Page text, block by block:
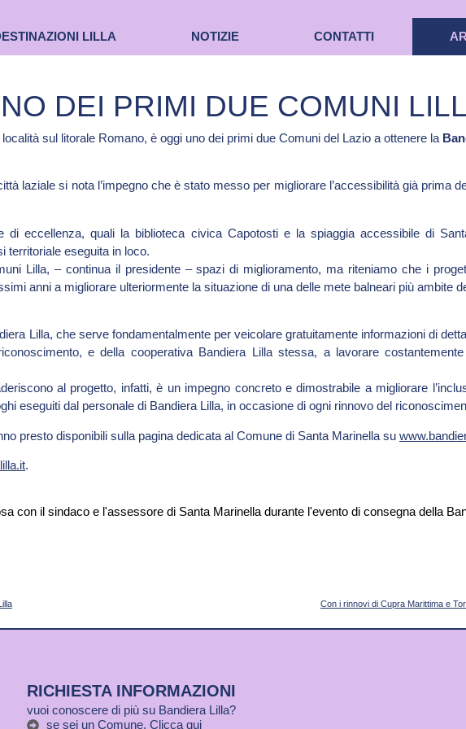
LILLA NOTIZIE CONTATTI
DEI PRIMI DUE COMUNI
sul litorale Romano, è oggi uno dei primi due Comuni del Lazio a ottenere la
laziale si nota l’impegno che è stato messo per migliorare l’accessibilità già prima
di eccellenza, quali la biblioteca civica Capotosti e la spiaggia accessibile di
territoriale eseguita in loco.
Lilla, – continua il presidente – spazi di miglioramento, ma riteniamo che i
anni a migliorare ulteriormente la situazione di una delle mete balneari più ambite
Lilla, che serve fondamentalmente per veicolare gratuitamente informazioni di
e della cooperativa Bandiera Lilla stessa, a lavorare
al progetto, infatti, è un impegno concreto e dimostrabile a migliorare
eseguiti dal personale di Bandiera Lilla, in occasione di ogni rinnovo del
presto disponibili sulla pagina dedicata al Comune di Santa Marinella su
.
Con i rinnovi di Cupra Marittima e
RICHIESTA INFORMAZIONI
vuoi conoscere di più su Bandiera Lilla?
se sei un Comune, Clicca qui